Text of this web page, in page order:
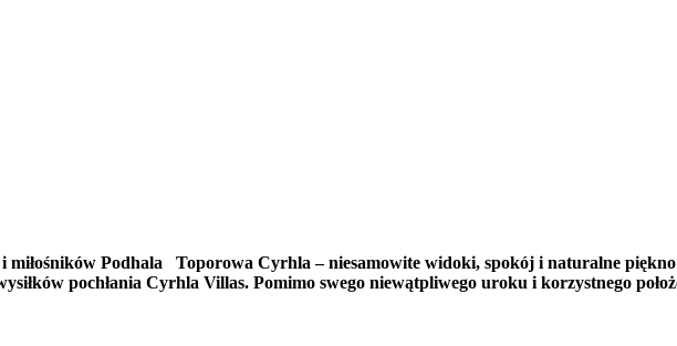
Podhala Toporowa Cyrhla – niesamowite widoki, spokój i naturalne
pochłania Cyrhla Villas. Pomimo swego niewątpliwego uroku i korzystnego